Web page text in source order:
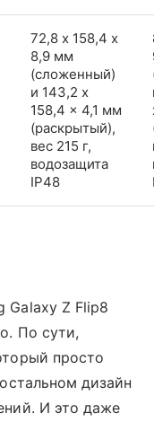
72,8 х 158,4 х
8,9 мм
(сложенный)
и 143,2 x
158,4 x 4,1 мм
(раскрытый),
вес 215 г,
водозащита
IP48
Galaxy Z Flip8
По сути,
просто
дизайн
И это даже